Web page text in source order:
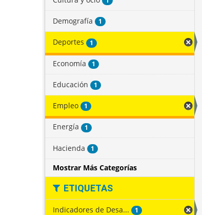
Demografía 1
Deportes 1
Economía 1
Educación 1
Empleo 1
Energía 1
Hacienda 1
Mostrar Más Categorías
ETIQUETAS
Indicadores de Desa... 1